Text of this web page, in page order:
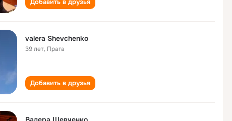
Добавить в друзья
valera Shevchenko
39 лет, Прага
Добавить в друзья